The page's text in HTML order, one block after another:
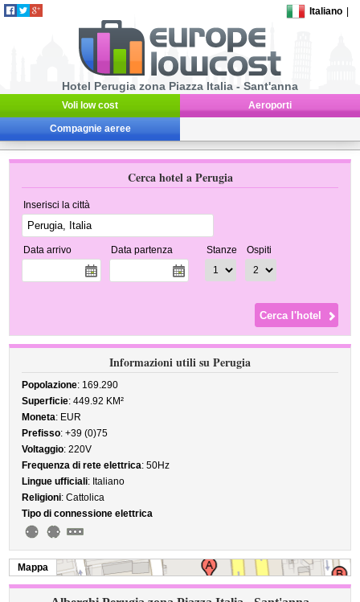
Italiano
Hotel Perugia zona Piazza Italia - Sant'anna
Voli low cost Aeroporti
Compagnie aeree
Cerca hotel a Perugia
Inserisci la città
Data arrivo Data partenza Stanze Ospiti
Informazioni utili su Perugia
Popolazione: 169.290
Superficie: 449.92 KM²
Moneta: EUR
Prefisso: +39 (0)75
Voltaggio: 220V
Frequenza di rete elettrica: 50Hz
Lingue ufficiali: Italiano
Religioni: Cattolica
Tipo di connessione elettrica
Mappa